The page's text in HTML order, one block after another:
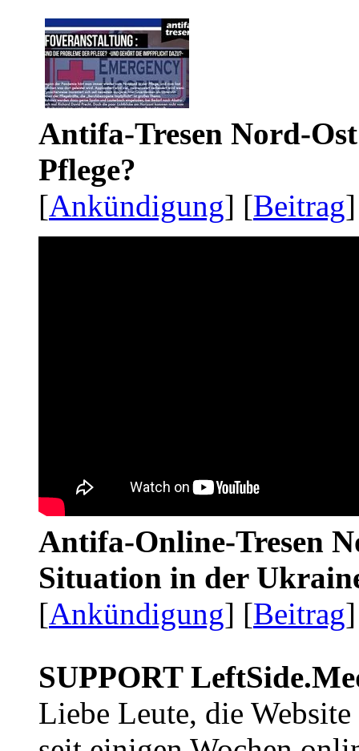
Antifa-Tresen Nord-
Pflege?
[Ankündigung] [Beitrag
Antifa-Online-Tresen
Situation in der
[Ankündigung] [Beitrag
SUPPORT
Liebe Leute, die Website